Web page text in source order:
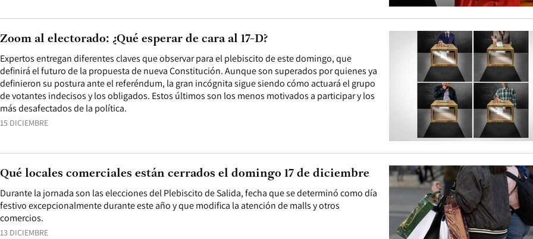
15 DICIEMBRE
Expertos entregan diferentes claves que observar para el plebiscito de este domingo, que
definirá el futuro de la propuesta de nueva Constitución. Aunque son superados por quienes ya
definieron su postura ante el referéndum, la gran incógnita sigue siendo cómo actuará el grupo
de votantes indecisos y los obligados. Estos últimos son los menos motivados a participar y los
más desafectados de la política.
Zoom al electorado: ¿Qué esperar de cara al 17-D?
13 DICIEMBRE
Durante la jornada son las elecciones del Plebiscito de Salida, fecha que se determinó como día
festivo excepcionalmente durante este año y que modifica la atención de malls y otros
comercios.
Qué locales comerciales están cerrados el domingo 17 de diciembre